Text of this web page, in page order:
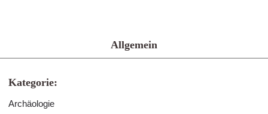
Allgemein
Kategorie:
Archäologie